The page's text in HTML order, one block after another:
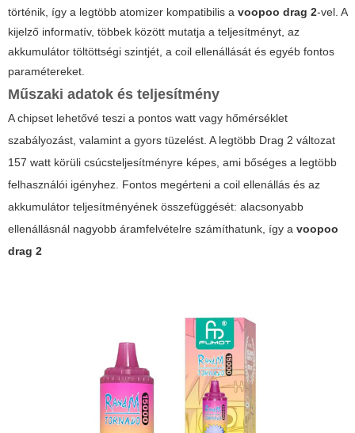
történik, így a legtöbb atomizer kompatibilis a voopoo drag 2-vel. A
kijelző informatív, többek között mutatja a teljesítményt, az
akkumulátor töltöttségi szintjét, a coil ellenállását és egyéb fontos
paramétereket.
Műszaki adatok és teljesítmény
A chipset lehetővé teszi a pontos watt vagy hőmérséklet
szabályozást, valamint a gyors tüzelést. A legtöbb Drag 2 változat
157 watt körüli csúcsteljesítményre képes, ami bőséges a legtöbb
felhasználói igényhez. Fontos megérteni a coil ellenállás és az
akkumulátor teljesítményének összefüggését: alacsonyabb
ellenállásnál nagyobb áramfelvételre számíthatunk, így a voopoo
drag 2